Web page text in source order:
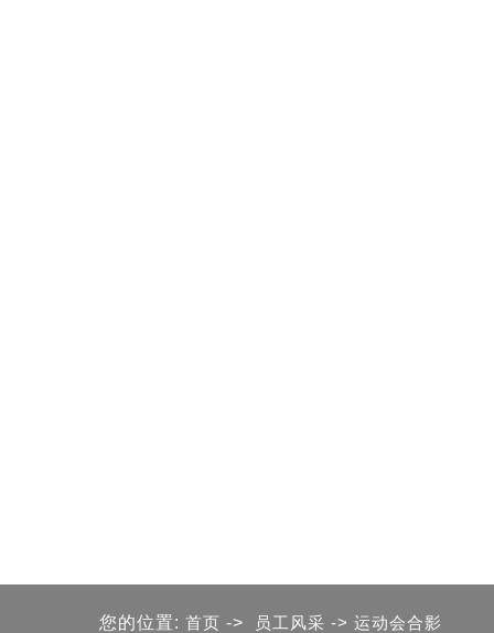
您的位置: 首页 -> 员工风采 -> 运动会合影